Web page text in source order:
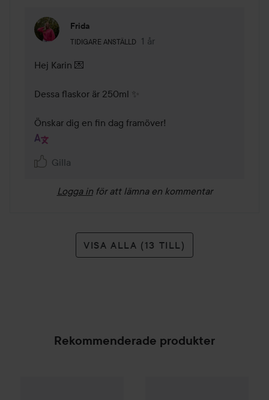
Frida
TIDIGARE ANSTÄLLD
Användarens roll: Tidigare anställd.
1 år
Kommentaren lades 1 år
Hej Karin 💌
Dessa flaskor är 250ml ✨
Önskar dig en fin dag framöver!
Gilla
Logga in för att lämna en kommentar
VISA ALLA (13 TILL)
Rekommenderade produkter